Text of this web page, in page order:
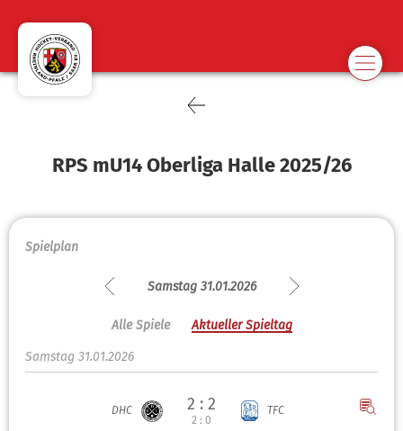
RPS mU14 Oberliga Halle 2025/26
Spielplan
Samstag 31.01.2026
Alle Spiele Aktueller Spieltag
Samstag 31.01.2026
DHC 2 : 2
2 : 0
TFC